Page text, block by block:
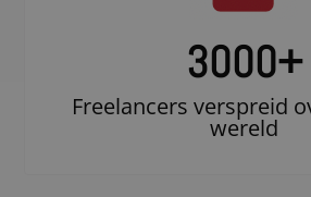
3000+
Freelancers verspreid
wereld